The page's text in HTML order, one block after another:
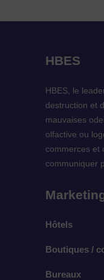
HBES
HBES, le
destruction et
mauvaises
olfactive ou
commerces et
communiquer
Hôtels
Boutiques /
Bureaux